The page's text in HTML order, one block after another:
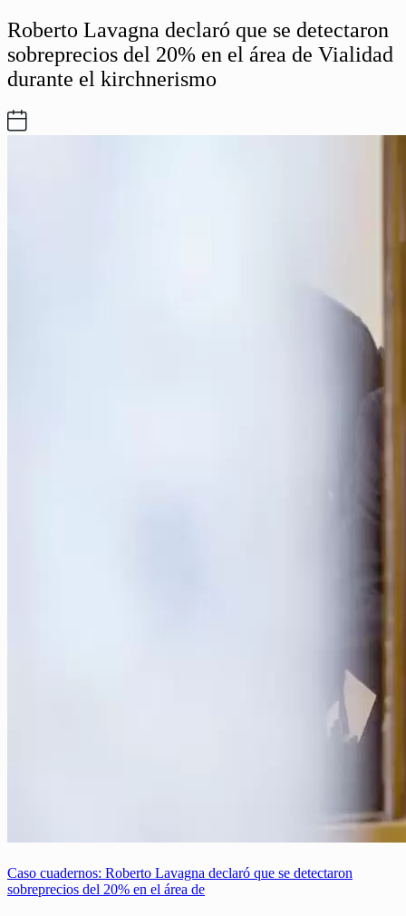
Roberto Lavagna declaró que se detectaron
sobreprecios del 20% en el área de Vialidad
durante el kirchnerismo
Caso cuadernos: Roberto Lavagna declaró que se detectaron
sobreprecios del 20% en el área de